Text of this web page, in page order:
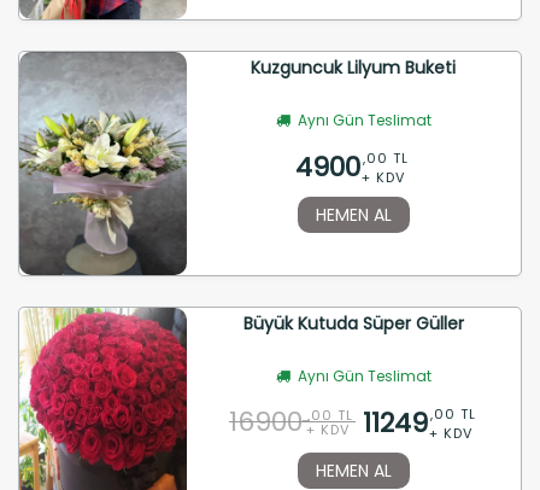
Kuzguncuk Lilyum Buketi
Aynı Gün Teslimat
4900,00 TL
+ KDV
HEMEN AL
Büyük Kutuda Süper Güller
Aynı Gün Teslimat
16900 ,00 TL
+ KDV 11249,00 TL
+ KDV
HEMEN AL